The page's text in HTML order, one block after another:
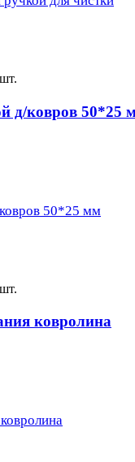
шт.
д/ковров 50*25
шт.
ковролина